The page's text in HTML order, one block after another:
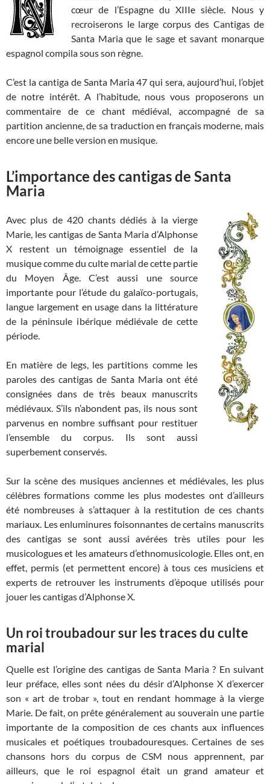
cœur de l’Espagne du XIIIe siècle. Nous y
recroiserons le large corpus des Cantigas de
Santa Maria que le sage et savant monarque
espagnol compila sous son règne.
C’est la cantiga de Santa Maria 47 qui sera, aujourd’hui, l’objet
de notre intérêt. A l’habitude, nous vous proposerons un
commentaire de ce chant médiéval, accompagné de sa
partition ancienne, de sa traduction en français moderne, mais
encore une belle version en musique.
L’importance des cantigas de Santa
Maria
Avec plus de 420 chants dédiés à la vierge
Marie, les cantigas de Santa Maria d’Alphonse
X restent un témoignage essentiel de la
musique comme du culte marial de cette partie
du Moyen Âge. C’est aussi une source
importante pour l’étude du galaïco-portugais,
langue largement en usage dans la littérature
de la péninsule ibérique médiévale de cette
période.
En matière de legs, les partitions comme les
paroles des cantigas de Santa Maria ont été
consignées dans de très beaux manuscrits
médiévaux. S’ils n’abondent pas, ils nous sont
parvenus en nombre suffisant pour restituer
l’ensemble du corpus. Ils sont aussi
superbement conservés.
Sur la scène des musiques anciennes et médiévales, les plus
célèbres formations comme les plus modestes ont d’ailleurs
été nombreuses à s’attaquer à la restitution de ces chants
mariaux. Les enluminures foisonnantes de certains manuscrits
des cantigas se sont aussi avérées très utiles pour les
musicologues et les amateurs d’ethnomusicologie. Elles ont, en
effet, permis (et permettent encore) à tous ces musiciens et
experts de retrouver les instruments d’époque utilisés pour
jouer les cantigas d’Alphonse X.
Un roi troubadour sur les traces du culte
marial
Quelle est l’origine des cantigas de Santa Maria ? En suivant
leur préface, elles sont nées du désir d’Alphonse X d’exercer
son « art de trobar », tout en rendant hommage à la vierge
Marie. De fait, on prête généralement au souverain une partie
importante de la composition de ces chants aux influences
musicales et poétiques troubadouresques. Certaines de ses
chansons hors du corpus de CSM nous apprennent, par
ailleurs, que le roi espagnol était un grand amateur et